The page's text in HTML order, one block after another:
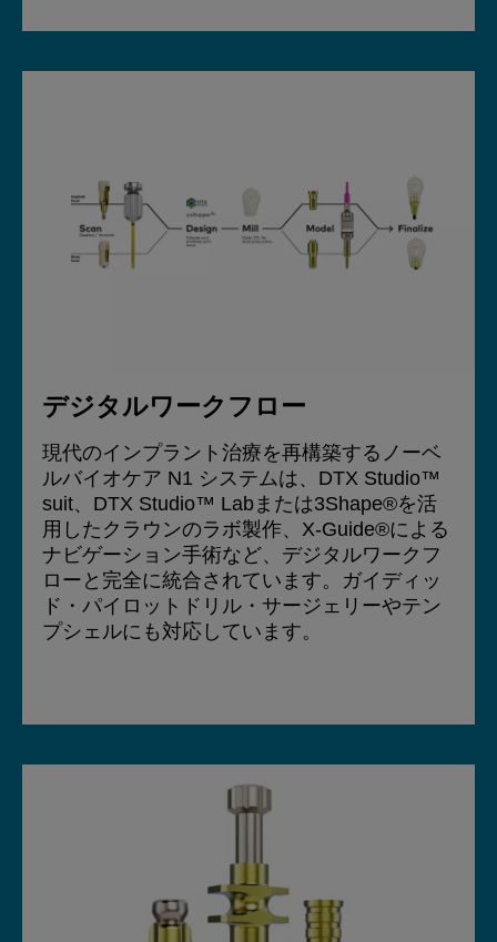
デジタルワークフロー
現代のインプラント治療を再構築するノーベ
ルバイオケア N1 システムは、DTX Studio™
suit、DTX Studio™ Labまたは3Shape®を活
用したクラウンのラボ製作、X-Guide®による
ナビゲーション手術など、デジタルワークフ
ローと完全に統合されています。ガイディッ
ド・パイロットドリル・サージェリーやテン
プシェルにも対応しています。